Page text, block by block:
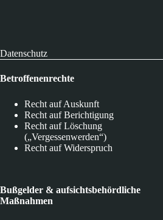
Datenschutz
Betroffenenrechte
Recht auf Auskunft
Recht auf Berichtigung
Recht auf Löschung
(„Vergessenwerden“)
Recht auf Widerspruch
Bußgelder & aufsichtsbehördliche
Maßnahmen